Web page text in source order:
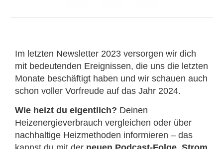
Im letzten Newsletter 2023 versorgen wir dich
mit bedeutenden Ereignissen, die uns die letzten
Monate beschäftigt haben und wir schauen auch
schon voller Vorfreude auf das Jahr 2024.
Wie heizt du eigentlich? Deinen
Heizenergieverbrauch vergleichen oder über
nachhaltige Heizmethoden informieren – das